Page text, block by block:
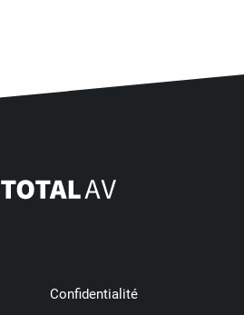
Confidentialité